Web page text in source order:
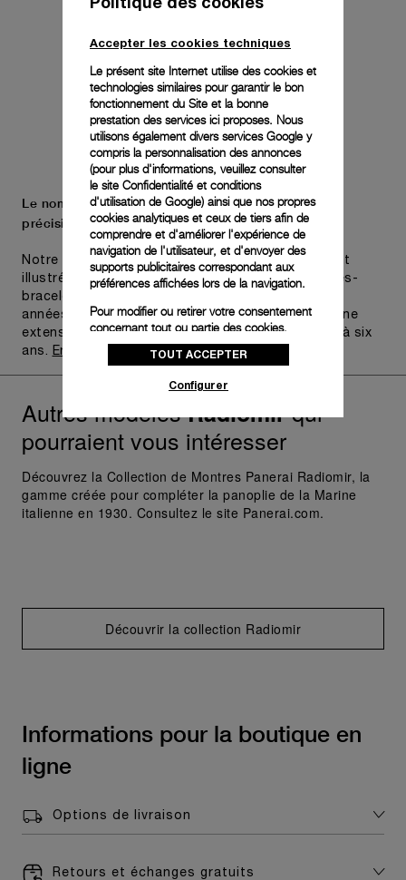
Le nom Panerai est synonyme de durabilité et de
précision.
Notre engagement pour la qualité est parfaitement
illustré par Pam.Guard, disponible pour les montres-
bracelets achetées au cours des deux dernières
années. Certaines montres peuvent bénéficier d’une
extension de garantie limitée internationale jusqu’à six
ans.
En savoir plus
Autres modèlesRadiomirqui
pourraient vous intéresser
Découvrez la Collection de Montres Panerai Radiomir, la
gamme créée pour compléter la panoplie de la Marine
italienne en 1930. Consultez le site Panerai.com.
Découvrir la collection Radiomir
Informations pour la boutique en
ligne
Options de livraison
Retours et échanges gratuits
Accepter les cookies techniques
Le présent site Internet utilise des cookies et
technologies similaires pour garantir le bon
fonctionnement du Site et la bonne
prestation des services ici proposes. Nous
utilisons également divers services Google y
compris la personnalisation des annonces
(pour plus d'informations, veuillez consulter
le site Confidentialité et conditions
d'utilisation de Google) ainsi que nos propres
cookies analytiques et ceux de tiers afin de
comprendre et d'améliorer l'expérience de
navigation de l'utilisateur, et d'envoyer des
supports publicitaires correspondant aux
préférences affichées lors de la navigation.
Pour modifier ou retirer votre consentement
concernant tout ou partie des cookies,
cliquez sur « Configurer » ou consultez notre
politique des cookiespour obtenir plus
donnez votre consentement pour l’utilisation
des cookies susmentionnés
donnez votre consentement uniquement
pour l’utilisation des cookies techniques.
TOUT ACCEPTER
Configurer